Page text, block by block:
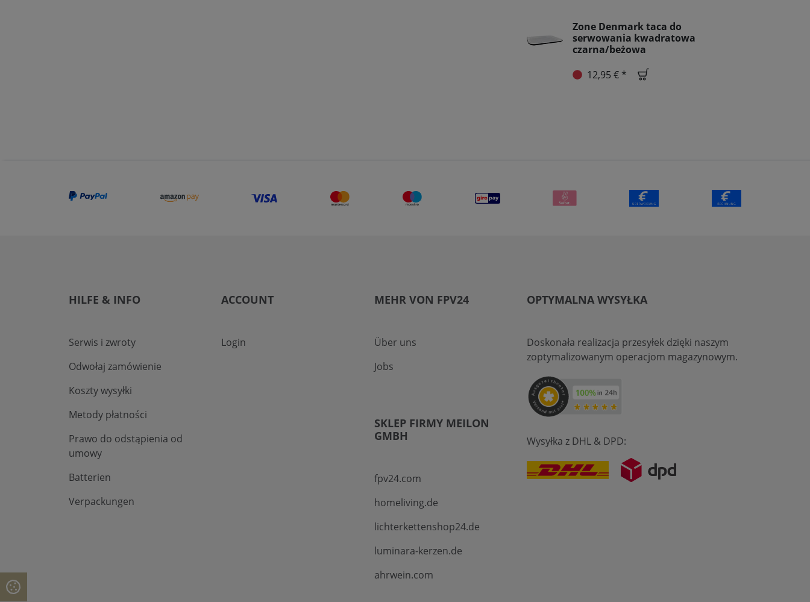
Zone Denmark taca do
serwowania kwadratowa
czarna/beżowa
12,95 € *
HILFE & INFO
Serwis i zwroty
Odwołaj zamówienie
Koszty wysyłki
Metody płatności
Prawo do odstąpienia od
umowy
Batterien
Verpackungen
ACCOUNT
Login
MEHR VON FPV24
Über uns
Jobs
SKLEP FIRMY MEILON
GMBH
fpv24.com
homeliving.de
lichterkettenshop24.de
luminara-kerzen.de
ahrwein.com
OPTYMALNA WYSYŁKA
Doskonała realizacja przesyłek dzięki naszym
zoptymalizowanym operacjom magazynowym.
Wysyłka z DHL & DPD: